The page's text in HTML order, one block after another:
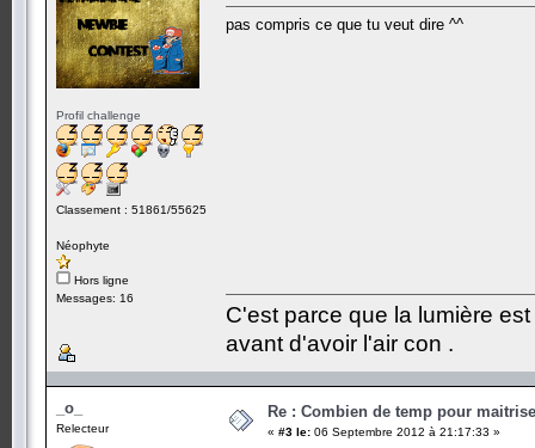
Profil challenge
Classement : 51861/55625
Néophyte
Hors ligne
Messages: 16
pas compris ce que tu veut dire ^^
C'est parce que la lumière
avant d'avoir l'air con .
_o_
Relecteur
Re : Combien de temp pour
« #3 le: 06 Septembre 2012 à 21:17:33 »